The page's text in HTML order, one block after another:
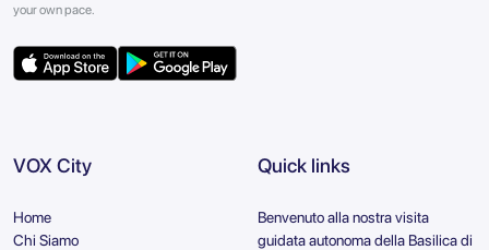
your own pace.
VOX City
Home
Chi Siamo
Quick links
Benvenuto alla nostra visita
guidata autonoma della Basilica di